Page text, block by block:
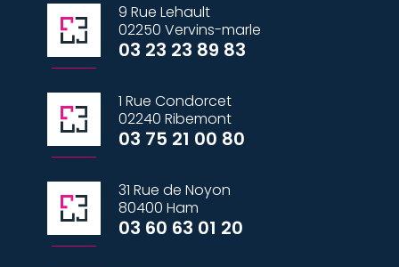
9 Rue Lehault
02250 Vervins-marle
03 23 23 89 83
1 Rue Condorcet
02240 Ribemont
03 75 21 00 80
31 Rue de Noyon
80400 Ham
03 60 63 01 20